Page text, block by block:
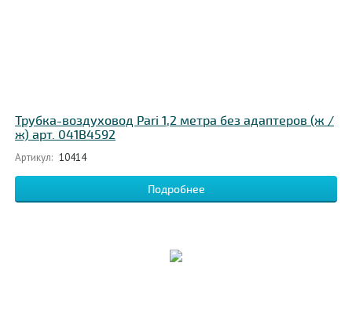
Трубка-воздуховод Pari 1,2 метра без адаптеров (ж /
ж) арт. 041В4592
Артикул: 10414
Подробнее